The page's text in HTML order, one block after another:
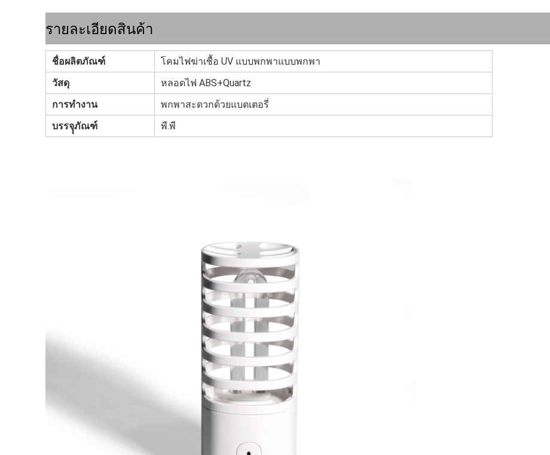
รายละเอียดสินค้า
ชื่อผลิตภัณฑ์
โคมไฟฆ่าเชื้อ UV แบบพกพาแบบพกพา
วัสดุ
หลอดไฟ ABS+Quartz
การทำงาน
พกพาสะดวกด้วยแบตเตอรี่
บรรจุุภัณฑ์
พี.พี